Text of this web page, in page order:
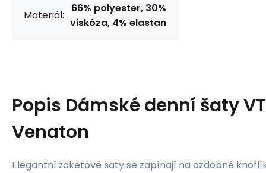
Materiál:
66% polyester, 30%
viskóza, 4% elastan
Popis Dámské denní šaty
Venaton
Elegantní žaketové šaty se zapínají na ozdobné